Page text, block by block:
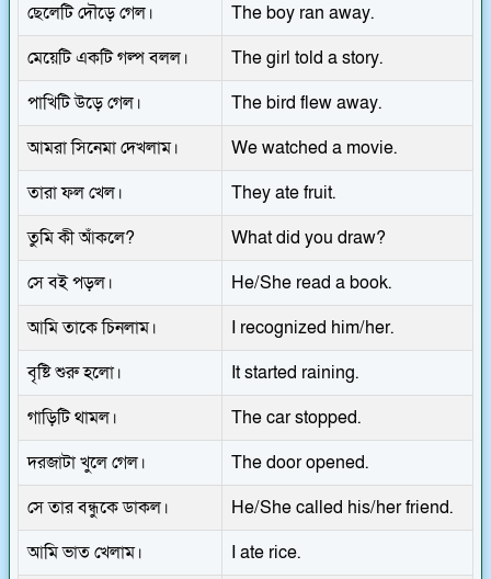
ছেলেটি দৌড়ে গেল।
The boy ran away.
মেয়েটি একটি গল্প বলল।
The girl told a story.
পাখিটি উড়ে গেল।
The bird flew away.
আমরা সিনেমা দেখলাম।
We watched a movie.
তারা ফল খেল।
They ate fruit.
তুমি কী আঁকলে?
What did you draw?
সে বই পড়ল।
He/She read a book.
আমি তাকে চিনলাম।
I recognized him/her.
বৃষ্টি শুরু হলো।
It started raining.
গাড়িটি থামল।
The car stopped.
দরজাটা খুলে গেল।
The door opened.
সে তার বন্ধুকে ডাকল।
He/She called his/her friend.
আমি ভাত খেলাম।
I ate rice.